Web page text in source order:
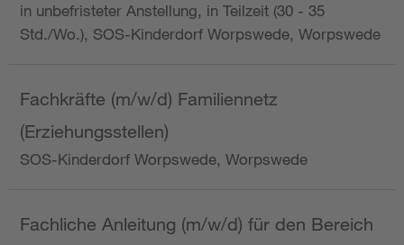
in unbefristeter Anstellung, in Teilzeit (30 - 35
Std./Wo.), SOS-Kinderdorf Worpswede, Worpswede
Fachkräfte (m/w/d) Familiennetz
(Erziehungsstellen)
SOS-Kinderdorf Worpswede, Worpswede
Fachliche Anleitung (m/w/d) für den Bereich